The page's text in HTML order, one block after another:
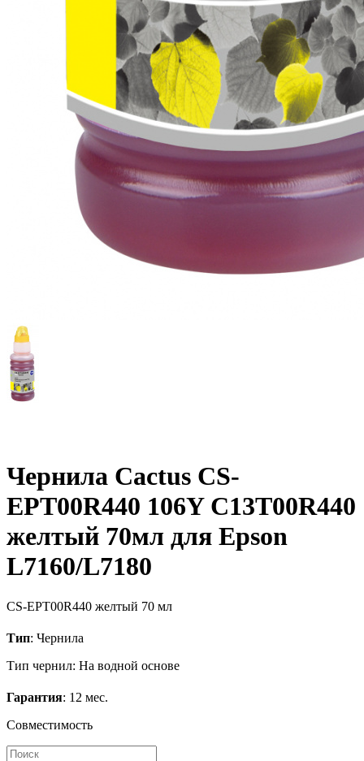
Чернила Cactus CS-
EPT00R440 106Y C13T00R440
желтый 70мл для Epson
L7160/L7180
CS-EPT00R440 желтый 70 мл
Тип: Чернила
Тип чернил: На водной основе
Гарантия: 12 мес.
Совместимость